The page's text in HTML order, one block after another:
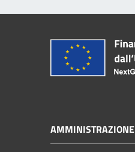
AMMINISTRAZIONE